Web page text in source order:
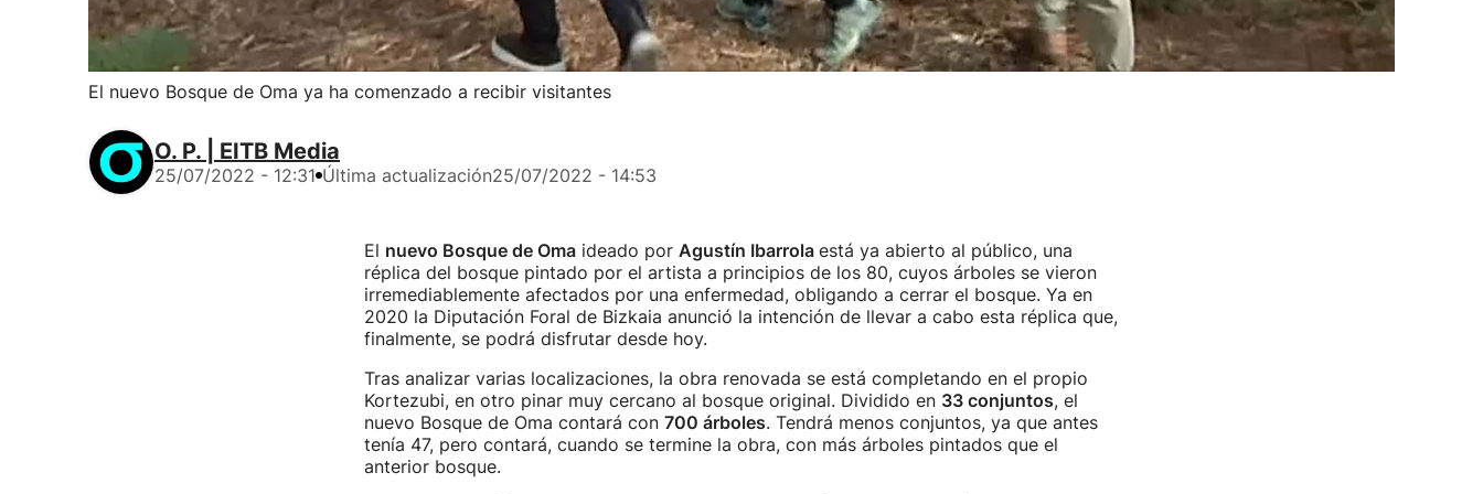
El nuevo Bosque de Oma ya ha comenzado a recibir visitantes
O. P. | EITB Media
25/07/2022 - 12:31 Última actualización25/07/2022 - 14:53
El nuevo Bosque de Omaideado por Agustín Ibarrola está ya abierto al público, una
réplica del bosque pintado por el artista a principios de los 80, cuyos árboles se vieron
irremediablemente afectados por una enfermedad, obligando a cerrar el bosque. Ya en
2020 la Diputación Foral de Bizkaia anunció la intención de llevar a cabo esta réplica que,
finalmente, se podrá disfrutar desde hoy.
Tras analizar varias localizaciones, la obra renovada se está completando en el propio
Kortezubi, en otro pinar muy cercano al bosque original. Dividido en 33 conjuntos, el
nuevo Bosque de Oma contará con 700 árboles. Tendrá menos conjuntos, ya que antes
tenía 47, pero contará, cuando se termine la obra, con más árboles pintados que el
anterior bosque.